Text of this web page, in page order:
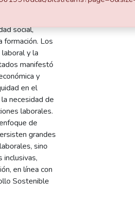
instrumento
social,
formación. Los
y la
manifestó
y
en el
necesidad de
laborales.
de
grandes
sino
inclusivas,
en línea con
Sostenible